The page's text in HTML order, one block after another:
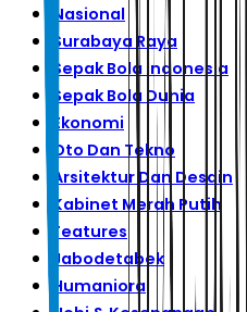
Nasional
Surabaya Raya
Sepak Bola Indonesia
Sepak Bola Dunia
Ekonomi
Oto Dan Tekno
Arsitektur Dan Desain
Kabinet Merah Putih
Features
Jabodetabek
Humaniora